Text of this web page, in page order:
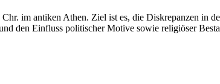
im antiken Athen. Ziel ist es, die Diskrepanzen in
den Einfluss politischer Motive sowie religiöser